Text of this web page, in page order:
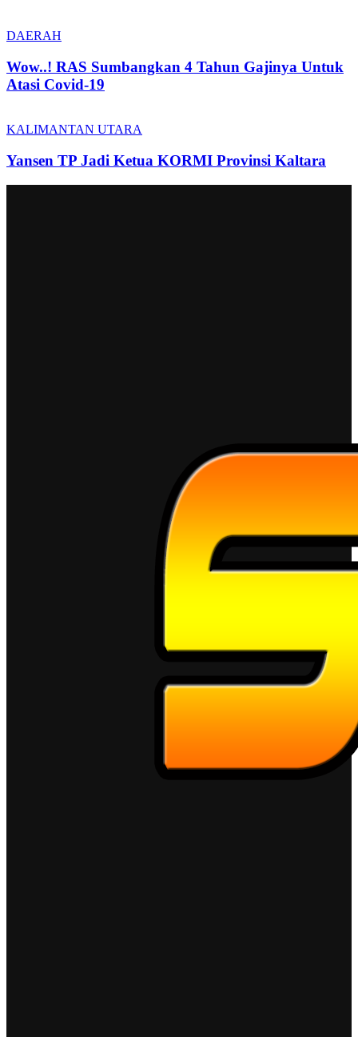
DAERAH
Wow..! RAS Sumbangkan 4 Tahun Gajinya Untuk
Atasi Covid-19
KALIMANTAN UTARA
Yansen TP Jadi Ketua KORMI Provinsi Kaltara